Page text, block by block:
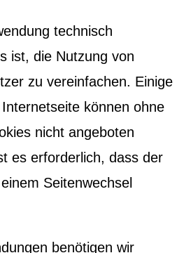
technisch
ist, die Nutzung von
zu vereinfachen. Einige
können ohne
nicht angeboten
es erforderlich, dass der
Seitenwechsel
benötigen wir